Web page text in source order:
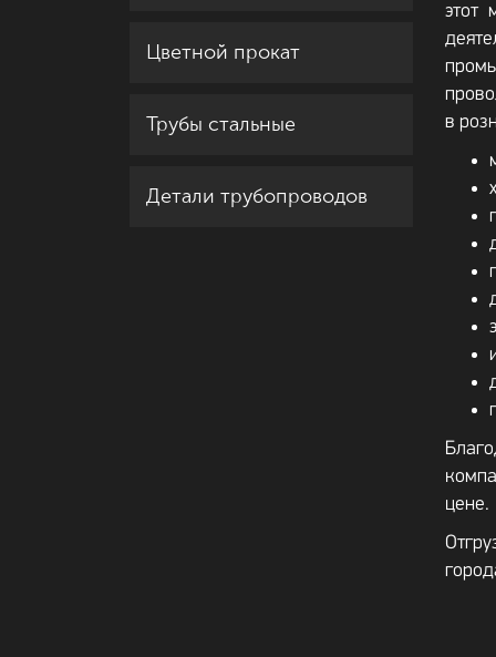
Цветной прокат
Трубы стальные
Детали трубопроводов
этот
в
цене.